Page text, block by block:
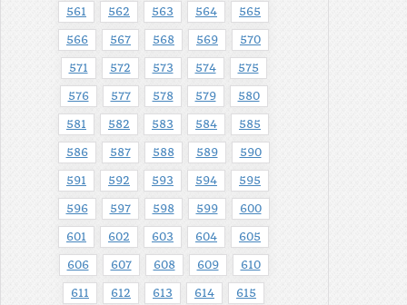
561 562 563 564 565
566 567 568 569 570
571 572 573 574 575
576 577 578 579 580
581 582 583 584 585
586 587 588 589 590
591 592 593 594 595
596 597 598 599 600
601 602 603 604 605
606 607 608 609 610
611 612 613 614 615